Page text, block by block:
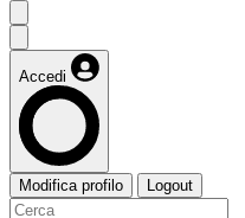
Accedi
Modifica profilo Logout